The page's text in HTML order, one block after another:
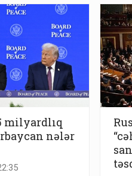
milyardlıq
nələr